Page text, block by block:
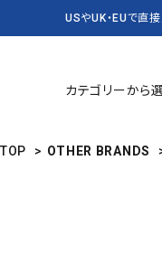
USやUK・EUで直
カテゴリーから
TOP > OTHER BRANDS